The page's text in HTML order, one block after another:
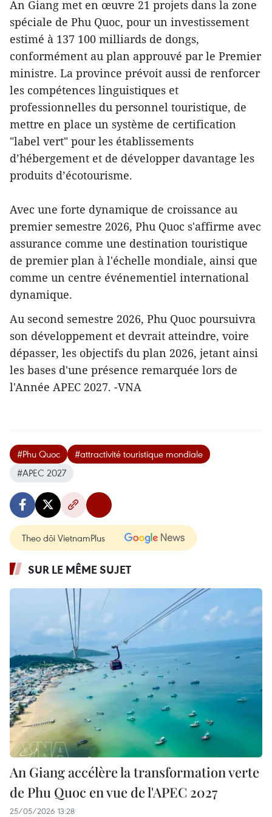
An Giang met en œuvre 21 projets dans la zone
spéciale de Phu Quoc, pour un investissement
estimé à 137 100 milliards de dongs,
conformément au plan approuvé par le Premier
ministre. La province prévoit aussi de renforcer
les compétences linguistiques et
professionnelles du personnel touristique, de
mettre en place un système de certification
"label vert" pour les établissements
d’hébergement et de développer davantage les
produits d’écotourisme.
Avec une forte dynamique de croissance au
premier semestre 2026, Phu Quoc s'affirme avec
assurance comme une destination touristique
de premier plan à l'échelle mondiale, ainsi que
comme un centre événementiel international
dynamique.
Au second semestre 2026, Phu Quoc poursuivra
son développement et devrait atteindre, voire
dépasser, les objectifs du plan 2026, jetant ainsi
les bases d'une présence remarquée lors de
l'Année APEC 2027. -VNA
#Phu Quoc
#attractivité touristique mondiale
#APEC 2027
Theo dõi VietnamPlus
SUR LE MÊME SUJET
An Giang accélère la transformation verte
de Phu Quoc en vue de l'APEC 2027
25/05/2026 13:28